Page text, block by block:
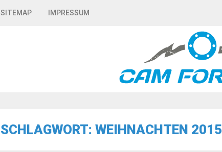
SITEMAP IMPRESSUM
SCHLAGWORT:WEIHNACHTEN 2015